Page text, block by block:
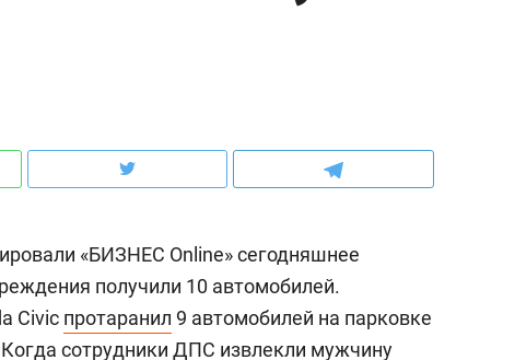
«БИЗНЕС Online» сегодняшнее
получили 10 автомобилей.
Civic протаранил 9 автомобилей на парковке
сотрудники ДПС извлекли мужчину